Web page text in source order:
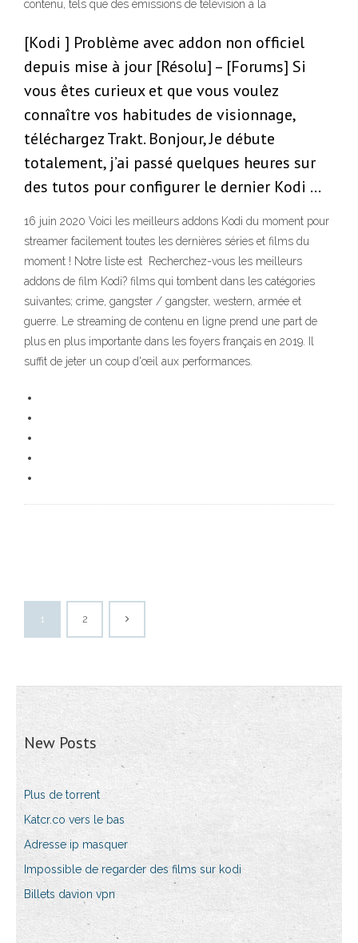
contenu, tels que des émissions de télévision à la
[Kodi ] Problème avec addon non officiel
depuis mise à jour [Résolu] – [Forums] Si
vous êtes curieux et que vous voulez
connaître vos habitudes de visionnage,
téléchargez Trakt. Bonjour, Je débute
totalement, j’ai passé quelques heures sur
des tutos pour configurer le dernier Kodi …
16 juin 2020 Voici les meilleurs addons Kodi du moment pour
streamer facilement toutes les dernières séries et films du
moment ! Notre liste est Recherchez-vous les meilleurs
addons de film Kodi? films qui tombent dans les catégories
suivantes; crime, gangster / gangster, western, armée et
guerre. Le streaming de contenu en ligne prend une part de
plus en plus importante dans les foyers français en 2019. Il
suffit de jeter un coup d'œil aux performances.
1 2
New Posts
Plus de torrent
Katcr.co vers le bas
Adresse ip masquer
Impossible de regarder des films sur kodi
Billets davion vpn